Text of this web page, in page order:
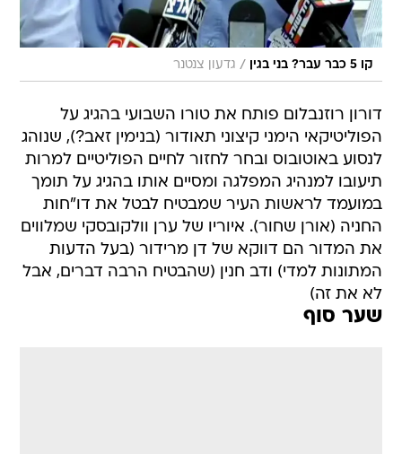
קו 5 כבר עבר? בני בגין / גדעון צנטנר
דורון רוזנבלום פותח את טורו השבועי בהגיג על
הפוליטיקאי הימני קיצוני תאודור (בנימין זאב?), שנוהג
לנסוע באוטובוס ובחר לחזור לחיים הפוליטיים למרות
תיעובו למנהיג המפלגה ומסיים אותו בהגיג על תומך
במועמד לראשות העיר שמבטיח לבטל את דו"חות
החניה (אורן שחור). איוריו של ערן וולקובסקי שמלווים
את המדור הם דווקא של דן מרידור (בעל הדעות
המתונות למדי) ודב חנין (שהבטיח הרבה דברים, אבל
לא את זה)
שער סוף